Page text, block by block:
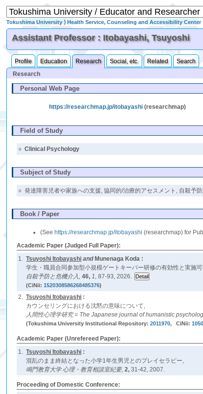
Tokushima University ⟩Health Service, Counseling and Accessibility Center
Assistant Professor : Itobayashi, Tsuyoshi
Profile Education Research Social, etc. Related
Search
Research
Personal Web Page
https://researchmap.jp/itobayashi (researchmap)
Field of Study
○ Clinical Psychology
Subject of Study
○ 発達障害児者や家族への支援, 協同的/治療的アセスメント, 自殺予
Book / Paper
(See https://researchmap.jp/itobayashi (researchmap) for
Academic Paper (Judged Full Paper):
1. Tsuyoshi Itobayashi and Munenaga Koda :
学生・職員合同参加型小規模ゲートキーパー研修の有効性と実施
自殺予防と危機介入,46,1,87-93, 2026.
(CiNii:1520308586268485376)
2. Tsuyoshi Itobayashi :
カウンセリングにおける沈黙の意味について,
人間性心理学研究 = The Japanese journal of humanistic
(Tokushima University Institutional Repository:2011970, CiNii:
Academic Paper (Unrefereed Paper):
1. Tsuyoshi Itobayashi :
混乱のまま終結となった小学1年生男児とのプレイセラピー,
鳴門教育大学 心理・教育相談室紀要,2,31-42, 2007.
Proceeding of Domestic Conference: